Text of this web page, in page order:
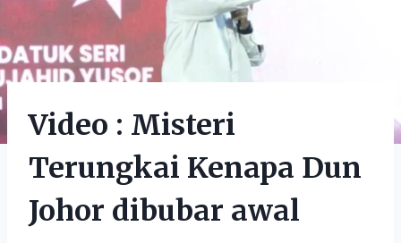
Video : Misteri
Terungkai Kenapa Dun
Johor dibubar awal